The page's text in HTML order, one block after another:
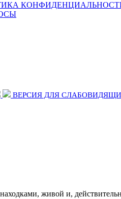
ВЕРСИЯ ДЛЯ
живой и,